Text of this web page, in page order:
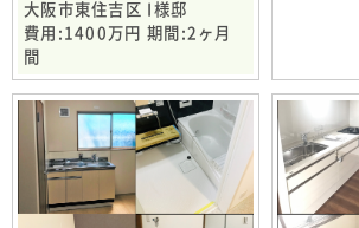
大阪市東住吉区 I様邸
費用:1400万円 期間:2ヶ月
間